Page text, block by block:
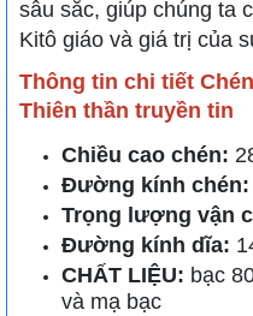
sâu sắc, giúp chúng ta
Kitô giáo và giá trị của
Thông tin chi tiết
Thiên thần truyền tin
Chiều cao chén:
Đường kính chén:
Trọng lượng vận
Đường kính dĩa:
CHẤT LIỆU: bạc
và mạ bạc